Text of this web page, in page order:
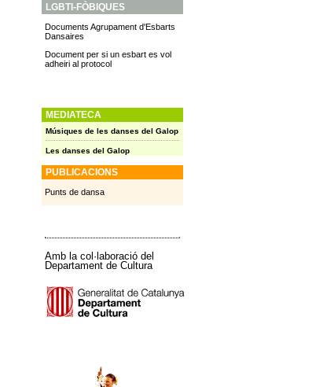
LGBTI-FÒBIQUES
Documents Agrupament d'Esbarts
Dansaires
Document per si un esbart es vol
adheiri al protocol
MEDIATECA
Músiques de les danses del Galop
Les danses del Galop
PUBLICACIONS
Punts de dansa
Amb la col·laboració del
Departament de Cultura